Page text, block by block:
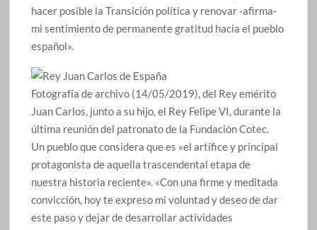
hacer posible la Transición política y renovar -afirma-
mi sentimiento de permanente gratitud hacia el pueblo
español».
Fotografía de archivo (14/05/2019), del Rey emérito
Juan Carlos, junto a su hijo, el Rey Felipe VI, durante la
última reunión del patronato de la Fundación Cotec.
Un pueblo que considera que es «el artífice y principal
protagonista de aquella trascendental etapa de
nuestra historia reciente». «Con una firme y meditada
convicción, hoy te expreso mi voluntad y deseo de dar
este paso y dejar de desarrollar actividades